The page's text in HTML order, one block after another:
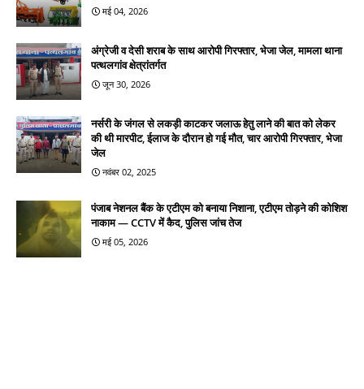
मई 04, 2026
अंग्रेजी व देसी शराब के साथ आरोपी गिरफ्तार, भेजा जेल, मामला थाना
पत्थलगांव क्षेत्रांतर्गत
जून 30, 2026
नर्सरी के जंगल से लकड़ी काटकर जलाऊ हेतु लाने की बात को लेकर
की थी मारपीट, ईलाज के दौरान हो गई मौत, चार आरोपी गिरफ्तार, भेजा
जेल
नवंबर 02, 2025
पंजाब नेशनल बैंक के एटीएम को बनाया निशाना, एटीएम तोड़ने की कोशिश
नाकाम — CCTV में कैद, पुलिस जांच तेज
मई 05, 2026